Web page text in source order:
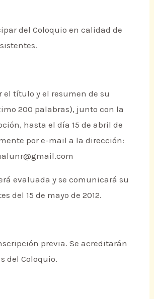
del Coloquio en calidad de
el título y el resumen de su
200 palabras), junto con la
hasta el día 15 de abril de
por e-mail a la dirección:
evaluada y se comunicará su
del 15 de mayo de 2012.
previa. Se acreditarán
del Coloquio.